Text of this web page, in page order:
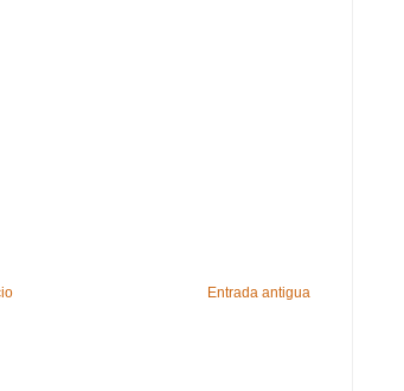
Entrada antigua